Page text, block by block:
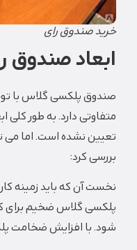
خرید صندوق رای
ابعاد صندوق
صندوق پلکسی گلاس با
متفاوتی دارد. به طور کلی
تعیین نشده است. اما می
بررسی کرد:
نخست آن که باید زمینه
پلکسی گلاس ضخیم برای
شود. با افزایش ضخامت